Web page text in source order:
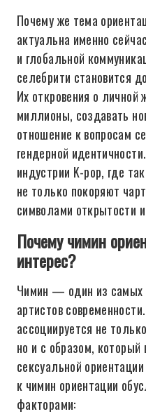
Почему же тема
актуальна именно
и глобальной
селебрити становится
Их откровения о личной
миллионы, создавать
отношение к вопросам
гендерной
индустрии K-pop, где
не только покоряют
символами открытости
Почему чимин
интерес?
Чимин — один из самых
артистов
ассоциируется не
но и с образом,
сексуальной
к чимин ориентации
факторами: